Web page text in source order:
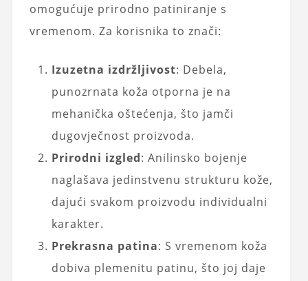
omogućuje prirodno patiniranje s
vremenom. Za korisnika to znači:
Izuzetna izdržljivost: Debela,
punozrnata koža otporna je na
mehanička oštećenja, što jamči
dugovječnost proizvoda.
Prirodni izgled: Anilinsko bojenje
naglašava jedinstvenu strukturu kože,
dajući svakom proizvodu individualni
karakter.
Prekrasna patina: S vremenom koža
dobiva plemenitu patinu, što joj daje